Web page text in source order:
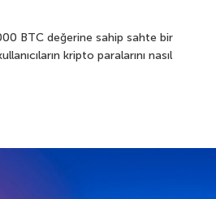
BTC değerine sahip sahte bir
kripto paralarını nasıl